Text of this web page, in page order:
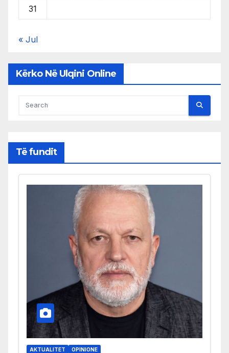
31
« Jul
Kërko Në Ulqini Online
Të fundit
AKTUALITET OPINIONE